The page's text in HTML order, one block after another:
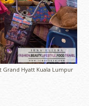
Grand Hyatt Kuala Lumpur